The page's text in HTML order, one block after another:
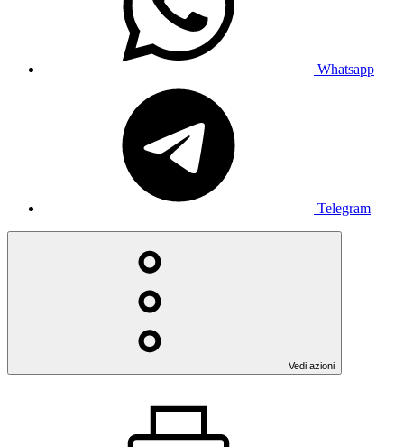
Whatsapp
Telegram
Vedi azioni